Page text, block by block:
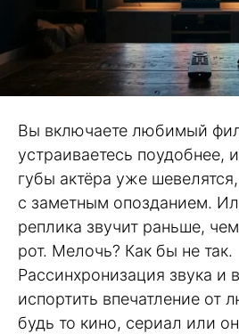
Вы включаете любимый
устраиваетесь поудобнее,
губы актёра уже
с заметным опозданием.
реплика звучит раньше,
рот. Мелочь? Как бы не так.
Рассинхронизация звука и
испортить впечатление от
будь то кино, сериал или